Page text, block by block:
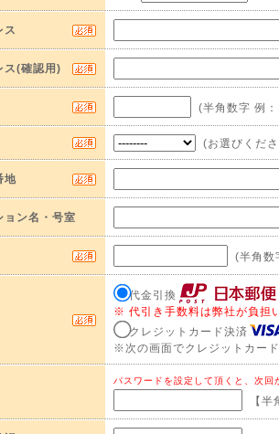
ス
ス(確認用)
(半角数字 例
(お選びくだ
地
ョン名・号室
(半角
代金引換
※ 代引き手数料は弊社が負担
クレジットカード決済
※次の画面でクレジットカー
パスワードを設定して頂くと、次回
【